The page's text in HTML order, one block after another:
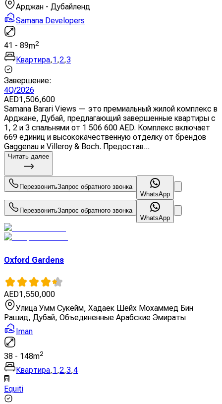
Арджан - Дубайленд
Samana Developers
41 - 89m2
Квартира,1,2,3
Завершение:
4Q/2026
AED1,506,600
Samana Barari Views — это премиальный жилой комплекс в
Арджане, Дубай, предлагающий завершенные квартиры с
1, 2 и 3 спальнями от 1 506 600 AED. Комплекс включает
669 единиц и высококачественную отделку от брендов
Gaggenau и Villeroy & Boch. Предостав...
Читать далее
ПерезвонитьЗапрос обратного звонка
WhatsApp
ПерезвонитьЗапрос обратного звонка
WhatsApp
Oxford Gardens
AED1,550,000
Улица Умм Сукейм, Хадаек Шейх Мохаммед Бин
Рашид, Дубай, Объединенные Арабские Эмираты
Iman
38 - 148m2
Квартира,1,2,3,4
Equiti